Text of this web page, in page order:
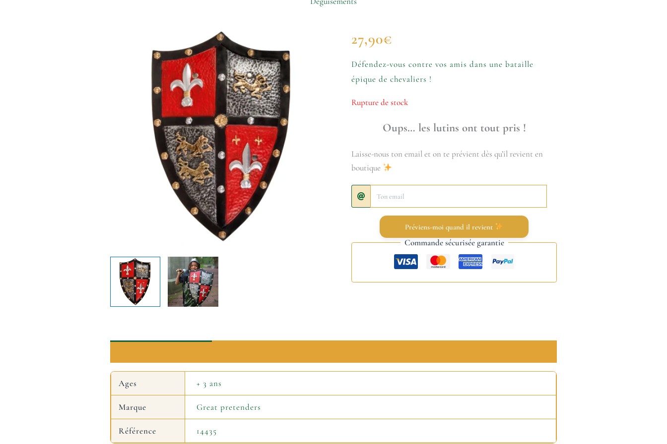
27,90€
Défendez-vous contre vos amis dans une bataille
épique de chevaliers !
Rupture de stock
Oups… les lutins ont tout pris !
Laisse-nous ton email et on te prévient dès qu’il revient en
boutique
Préviens-moi quand il revient
Commande sécurisée garantie
Ages + 3 ans
Marque Great pretenders
Référence 14435